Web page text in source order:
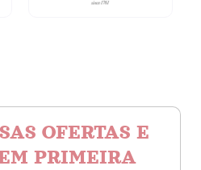
OFERTAS E
PRIMEIRA